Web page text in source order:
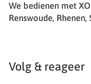
We bedienen met
Renswoude,
Volg & reageer